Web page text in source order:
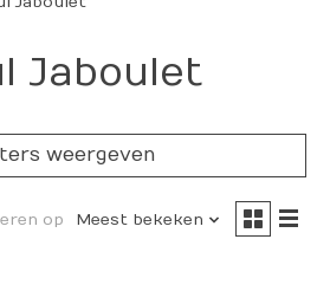
Jaboulet
weergeven
op Meest bekeken